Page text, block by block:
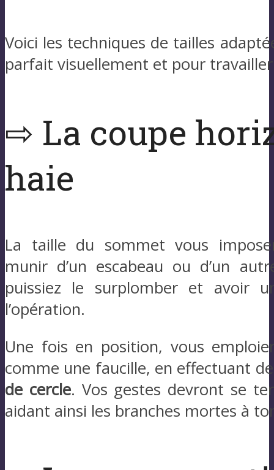
Voici les techniques de tailles
parfait visuellement et pour
⇨ La coupe
haie
La taille du sommet vous
munir d’un escabeau ou d’un
puissiez le surplomber et avoir
l’opération.
Une fois en position, vous
comme une faucille, en effectuant
de cercle. Vos gestes devront se
aidant ainsi les branches mortes à